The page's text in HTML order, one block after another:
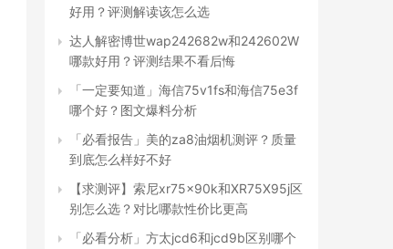
好用？评测解读该怎么选
达人解密博世wap242682w和242602W
哪款好用？评测结果不看后悔
「一定要知道」海信75v1fs和海信75e3f
哪个好？图文爆料分析
「必看报告」美的za8油烟机测评？质量
到底怎么样好不好
【求测评】索尼xr75x90k和XR75X95j区
别怎么选？对比哪款性价比更高
「必看分析」方太jcd6和jcd9b区别哪个